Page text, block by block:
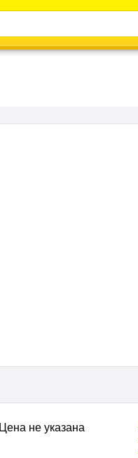
Цена не указана